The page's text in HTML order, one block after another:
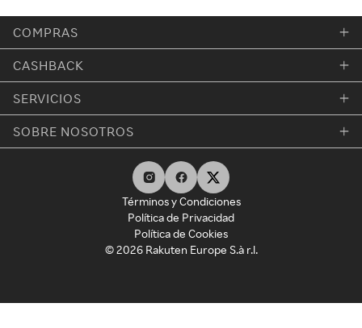
COMPRAS
CASHBACK
SERVICIOS
SOBRE NOSOTROS
Términos y Condiciones
Política de Privacidad
Política de Cookies
© 2026 Rakuten Europe S.à r.l.